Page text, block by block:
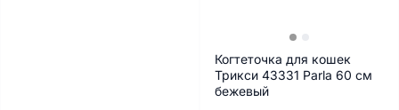
Когтеточка для кошек
Трикси 43331 Parla 60 см
бежевый